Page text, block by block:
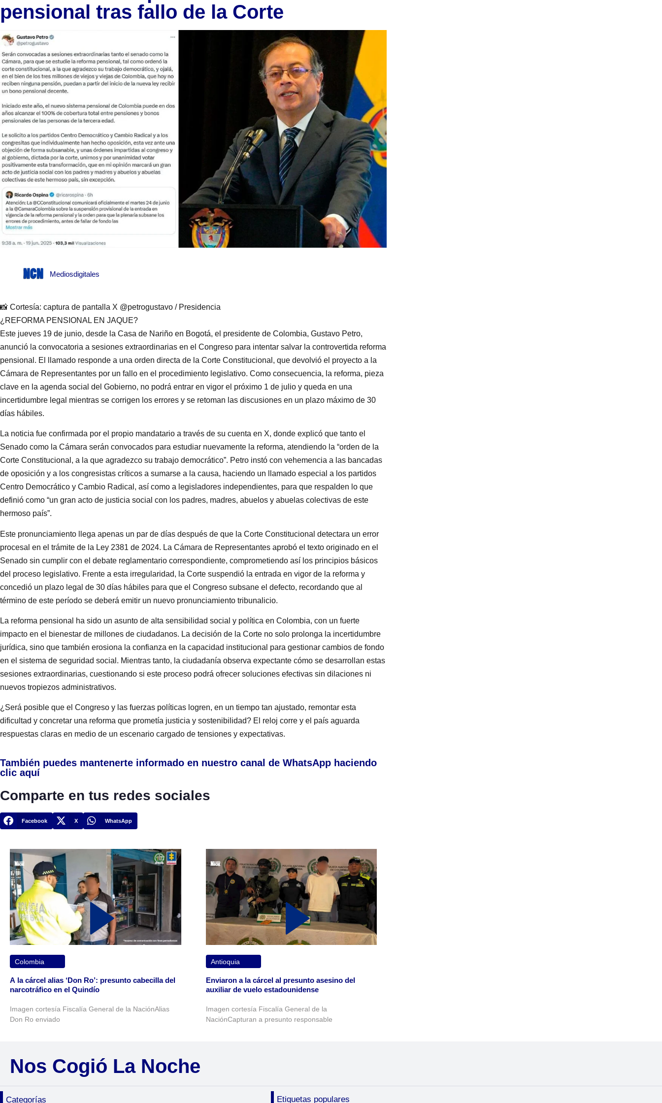
pensional tras fallo de la Corte
Mediosdigitales
📸 Cortesía: captura de pantalla X @petrogustavo / Presidencia
¿REFORMA PENSIONAL EN JAQUE?
Este jueves 19 de junio, desde la Casa de Nariño en Bogotá, el presidente de Colombia, Gustavo Petro,
anunció la convocatoria a sesiones extraordinarias en el Congreso para intentar salvar la controvertida reforma
pensional. El llamado responde a una orden directa de la Corte Constitucional, que devolvió el proyecto a la
Cámara de Representantes por un fallo en el procedimiento legislativo. Como consecuencia, la reforma, pieza
clave en la agenda social del Gobierno, no podrá entrar en vigor el próximo 1 de julio y queda en una
incertidumbre legal mientras se corrigen los errores y se retoman las discusiones en un plazo máximo de 30
días hábiles.
La noticia fue confirmada por el propio mandatario a través de su cuenta en X, donde explicó que tanto el
Senado como la Cámara serán convocados para estudiar nuevamente la reforma, atendiendo la “orden de la
Corte Constitucional, a la que agradezco su trabajo democrático”. Petro instó con vehemencia a las bancadas
de oposición y a los congresistas críticos a sumarse a la causa, haciendo un llamado especial a los partidos
Centro Democrático y Cambio Radical, así como a legisladores independientes, para que respalden lo que
definió como “un gran acto de justicia social con los padres, madres, abuelos y abuelas colectivas de este
hermoso país”.
Este pronunciamiento llega apenas un par de días después de que la Corte Constitucional detectara un error
procesal en el trámite de la Ley 2381 de 2024. La Cámara de Representantes aprobó el texto originado en el
Senado sin cumplir con el debate reglamentario correspondiente, comprometiendo así los principios básicos
del proceso legislativo. Frente a esta irregularidad, la Corte suspendió la entrada en vigor de la reforma y
concedió un plazo legal de 30 días hábiles para que el Congreso subsane el defecto, recordando que al
término de este período se deberá emitir un nuevo pronunciamiento tribunalicio.
La reforma pensional ha sido un asunto de alta sensibilidad social y política en Colombia, con un fuerte
impacto en el bienestar de millones de ciudadanos. La decisión de la Corte no solo prolonga la incertidumbre
jurídica, sino que también erosiona la confianza en la capacidad institucional para gestionar cambios de fondo
en el sistema de seguridad social. Mientras tanto, la ciudadanía observa expectante cómo se desarrollan estas
sesiones extraordinarias, cuestionando si este proceso podrá ofrecer soluciones efectivas sin dilaciones ni
nuevos tropiezos administrativos.
¿Será posible que el Congreso y las fuerzas políticas logren, en un tiempo tan ajustado, remontar esta
dificultad y concretar una reforma que prometía justicia y sostenibilidad? El reloj corre y el país aguarda
respuestas claras en medio de un escenario cargado de tensiones y expectativas.
También puedes mantenerte informado en nuestro canal de WhatsApp haciendo
clic aquí
Comparte en tus redes sociales
Facebook X WhatsApp
Colombia
A la cárcel alias ‘Don Ro’: presunto cabecilla del
narcotráfico en el Quindío
Imagen cortesía Fiscalía General de la NaciónAlias
Don Ro enviado
Antioquia
Enviaron a la cárcel al presunto asesino del
auxiliar de vuelo estadounidense
Imagen cortesía Fiscalía General de la
NaciónCapturan a presunto responsable
Nos Cogió La Noche
Categorías Etiquetas populares